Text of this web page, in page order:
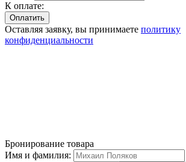
К оплате:
Оставляя заявку, вы принимаете политику
конфиденциальности
Бронирование товара
Имя и фамилия: